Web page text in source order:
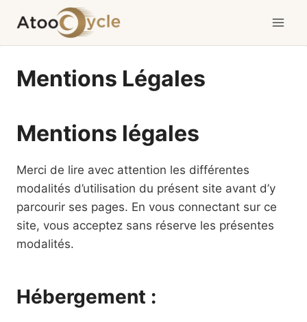
contenu
Mentions Légales
Mentions légales
Merci de lire avec attention les différentes
modalités d’utilisation du présent site avant d’y
parcourir ses pages. En vous connectant sur ce
site, vous acceptez sans réserve les présentes
modalités.
Hébergement :